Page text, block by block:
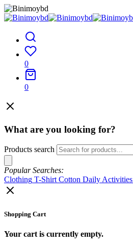
0
0
What are you looking for?
Products search
Popular Searches:
Clothing T-Shirt Cotton Daily Activities
Shopping Cart
Your cart is currently empty.